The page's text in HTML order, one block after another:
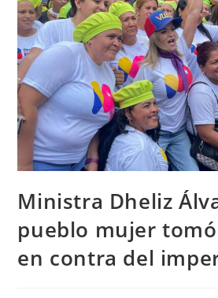
Ministra Dheliz
pueblo mujer
en contra del